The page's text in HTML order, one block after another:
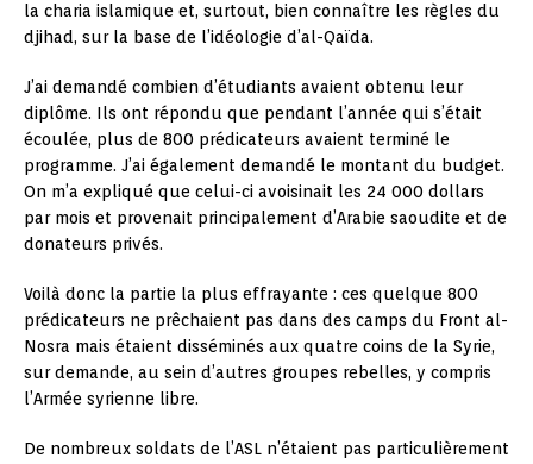
la charia islamique et, surtout, bien connaître les règles du
djihad, sur la base de l’idéologie d’al-Qaïda.
J’ai demandé combien d’étudiants avaient obtenu leur
diplôme. Ils ont répondu que pendant l’année qui s’était
écoulée, plus de 800 prédicateurs avaient terminé le
programme. J’ai également demandé le montant du budget.
On m’a expliqué que celui-ci avoisinait les 24 000 dollars
par mois et provenait principalement d’Arabie saoudite et de
donateurs privés.
Voilà donc la partie la plus effrayante : ces quelque 800
prédicateurs ne prêchaient pas dans des camps du Front al-
Nosra mais étaient disséminés aux quatre coins de la Syrie,
sur demande, au sein d’autres groupes rebelles, y compris
l’Armée syrienne libre.
De nombreux soldats de l’ASL n’étaient pas particulièrement